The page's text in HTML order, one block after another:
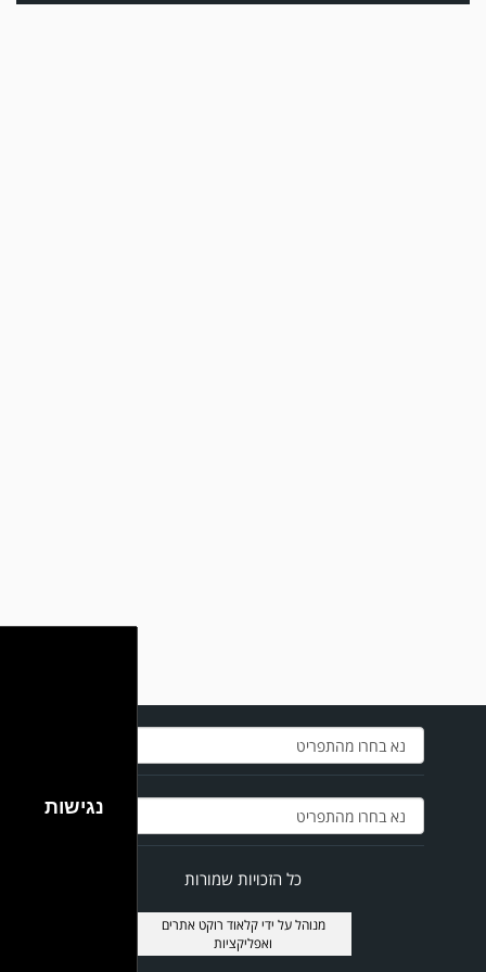
כל הזכויות שמורות
מנוהל על ידיקלאוד רוקט אתרים
ואפליקציות
נגישות